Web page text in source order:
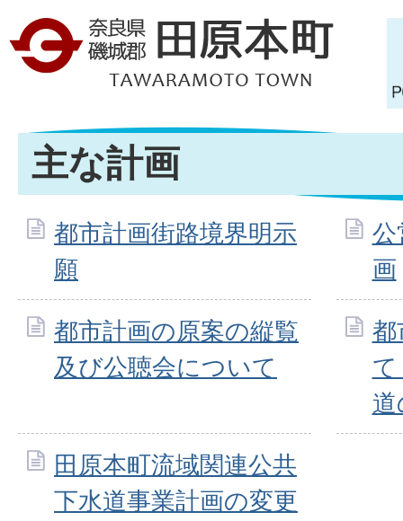
主な計画
都市計画街路境界明示
願
公
画
都市計画の原案の縦覧
及び公聴会について
都
て
道
田原本町流域関連公共
下水道事業計画の変更